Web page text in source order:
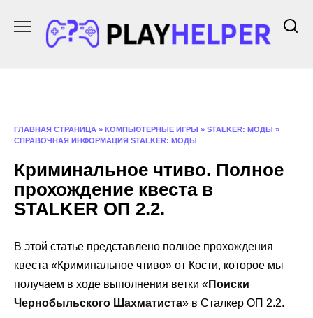
содержанию
ГЛАВНАЯ СТРАНИЦА » КОМПЬЮТЕРНЫЕ ИГРЫ » STALKER: МОДЫ »
СПРАВОЧНАЯ ИНФОРМАЦИЯ STALKER: МОДЫ
Криминальное чтиво. Полное
прохождение квеста в
STALKER ОП 2.2.
В этой статье представлено полное прохождения
квеста «Криминальное чтиво» от Кости, которое мы
получаем в ходе выполнения ветки «Поиски
Чернобыльского Шахматиста» в Сталкер ОП 2.2.